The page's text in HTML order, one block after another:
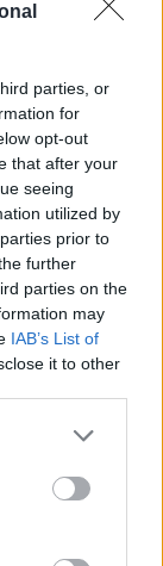
parties, or
for
opt-out
that after your
seeing
utilized by
prior to
further
parties on the
may
IAB’s List of
it to other
more Google
may click to
tags to
below Google